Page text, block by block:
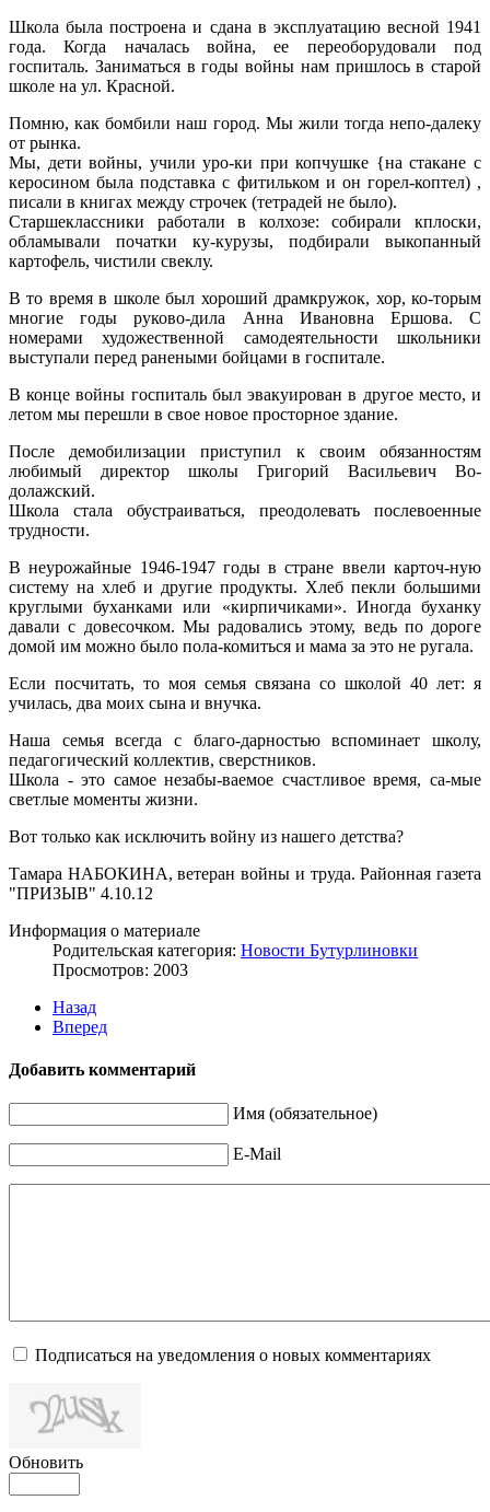
Школа была построена и сдана в эксплуатацию весной 1941
года. Когда началась война, ее переоборудовали под
госпиталь. Заниматься в годы войны нам пришлось в старой
школе на ул. Красной.
Помню, как бомбили наш город. Мы жили тогда непо-далеку
от рынка.
Мы, дети войны, учили уро-ки при копчушке {на стакане с
керосином была подставка с фитильком и он горел-коптел) ,
писали в книгах между строчек (тетрадей не было).
Старшеклассники работали в колхозе: собирали кплоски,
обламывали початки ку-курузы, подбирали выкопанный
картофель, чистили свеклу.
В то время в школе был хороший драмкружок, хор, ко-торым
многие годы руково-дила Анна Ивановна Ершова. С
номерами художественной самодеятельности школьники
выступали перед ранеными бойцами в госпитале.
В конце войны госпиталь был эвакуирован в другое место, и
летом мы перешли в свое новое просторное здание.
После демобилизации приступил к своим обязанностям
любимый директор школы Григорий Васильевич Во-
долажский.
Школа стала обустраиваться, преодолевать послевоенные
трудности.
В неурожайные 1946-1947 годы в стране ввели карточ-ную
систему на хлеб и другие продукты. Хлеб пекли большими
круглыми буханками или «кирпичиками». Иногда буханку
давали с довесочком. Мы радовались этому, ведь по дороге
домой им можно было пола-комиться и мама за это не ругала.
Если посчитать, то моя семья связана со школой 40 лет: я
училась, два моих сына и внучка.
Наша семья всегда с благо-дарностью вспоминает школу,
педагогический коллектив, сверстников.
Школа - это самое незабы-ваемое счастливое время, са-мые
светлые моменты жизни.
Вот только как исключить войну из нашего детства?
Тамара НАБОКИНА, ветеран войны и труда. Районная газета
"ПРИЗЫВ" 4.10.12
Информация о материале
Родительская категория: Новости Бутурлиновки
Просмотров: 2003
Назад
Вперед
Добавить комментарий
Имя (обязательное)
E-Mail
Подписаться на уведомления о новых комментариях
Обновить